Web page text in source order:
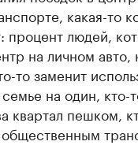
какая-то
процент людей,
на личном
то заменит
на один, кто-
квартал пешком,
общественным